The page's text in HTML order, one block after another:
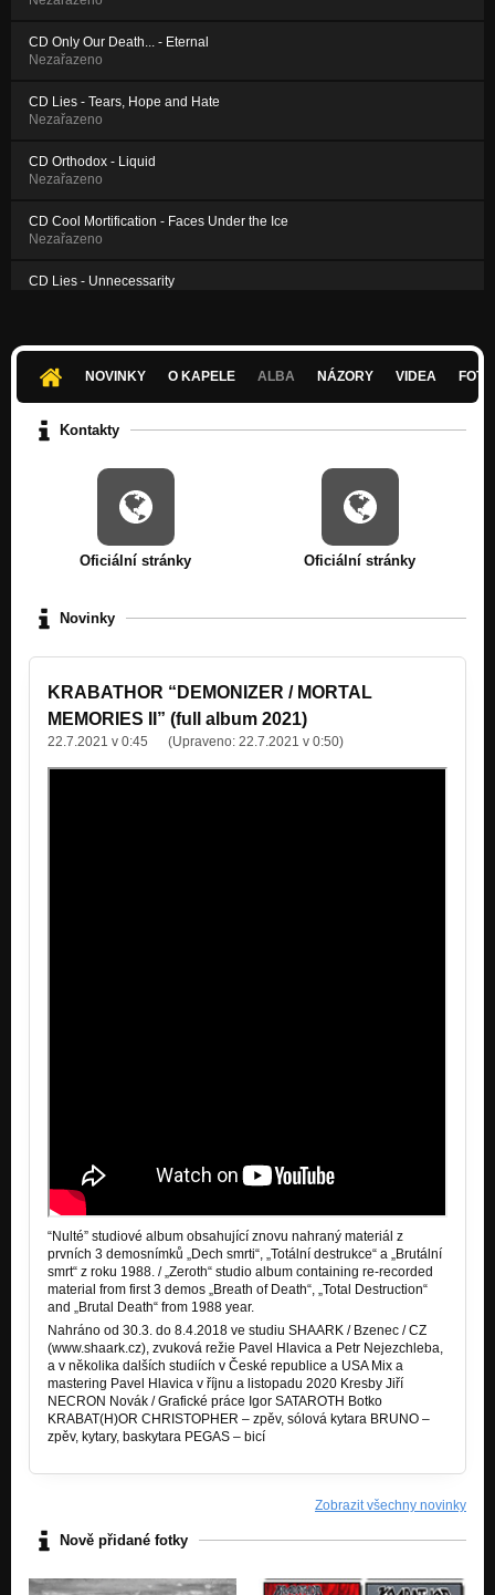
CD Only Our Death... - Eternal
Nezařazeno
CD Lies - Tears, Hope and Hate
Nezařazeno
CD Orthodox - Liquid
Nezařazeno
CD Cool Mortification - Faces Under the Ice
Nezařazeno
CD Lies - Unnecessarity
CD Dissuade Truth - Dead Hate Screaming
Nezařazeno
NOVINKY O KAPELE ALBA NÁZORY VIDEA
Kontakty
Oficiální stránky Oficiální stránky
Novinky
KRABATHOR “DEMONIZER / MORTAL
MEMORIES II” (full album 2021)
22.7.2021 v 0:45 (Upraveno: 22.7.2021 v 0:50)
“Nulté” studiové album obsahující znovu nahraný materiál z
prvních 3 demosnímků „Dech smrti“, „Totální destrukce“ a „Brutální
smrt“ z roku 1988. / „Zeroth“ studio album containing re-recorded
material from first 3 demos „Breath of Death“, „Total Destruction“
and „Brutal Death“ from 1988 year.
Nahráno od 30.3. do 8.4.2018 ve studiu SHAARK / Bzenec / CZ
(www.shaark.cz), zvuková režie Pavel Hlavica a Petr Nejezchleba,
a v několika dalších studiích v České republice a USA Mix a
mastering Pavel Hlavica v říjnu a listopadu 2020 Kresby Jiří
NECRON Novák / Grafické práce Igor SATAROTH Botko
KRABAT(H)OR CHRISTOPHER – zpěv, sólová kytara BRUNO –
zpěv, kytary, baskytara PEGAS – bicí
Zobrazit všechny novinky
Nově přidané fotky